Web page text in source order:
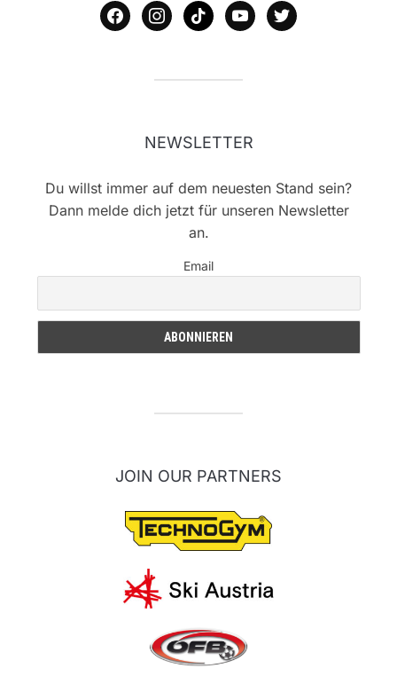
facebookinstagram
tiktok youtubetwitter
NEWSLETTER
Du willst immer auf dem neuesten Stand sein?
Dann melde dich jetzt für unseren Newsletter
an.
Email
JOIN OUR PARTNERS